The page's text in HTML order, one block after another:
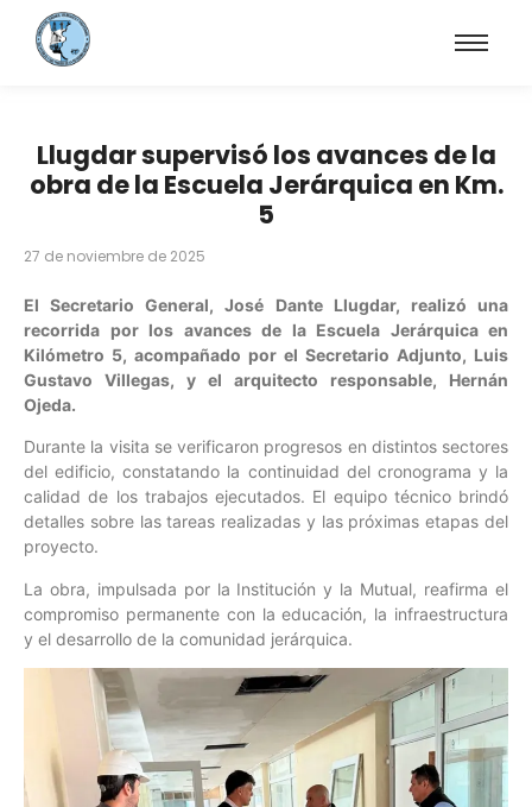
Llugdar supervisó los avances de la
obra de la Escuela Jerárquica en Km.
5
27 de noviembre de 2025
El Secretario General, José Dante Llugdar, realizó una
recorrida por los avances de la Escuela Jerárquica en
Kilómetro 5, acompañado por el Secretario Adjunto, Luis
Gustavo Villegas, y el arquitecto responsable, Hernán
Ojeda.
Durante la visita se verificaron progresos en distintos sectores
del edificio, constatando la continuidad del cronograma y la
calidad de los trabajos ejecutados. El equipo técnico brindó
detalles sobre las tareas realizadas y las próximas etapas del
proyecto.
La obra, impulsada por la Institución y la Mutual, reafirma el
compromiso permanente con la educación, la infraestructura
y el desarrollo de la comunidad jerárquica.